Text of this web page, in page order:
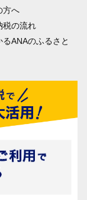
方へ
税の流れ
ANAのふるさと